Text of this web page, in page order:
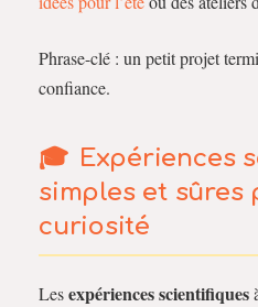
Phrase-clé : un petit projet
confiance.
Expériences
simples et sûres
curiosité
Lesexpériences scientifiques